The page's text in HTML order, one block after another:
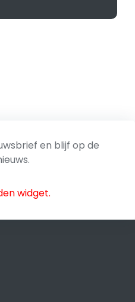
en blijf op de
widget.